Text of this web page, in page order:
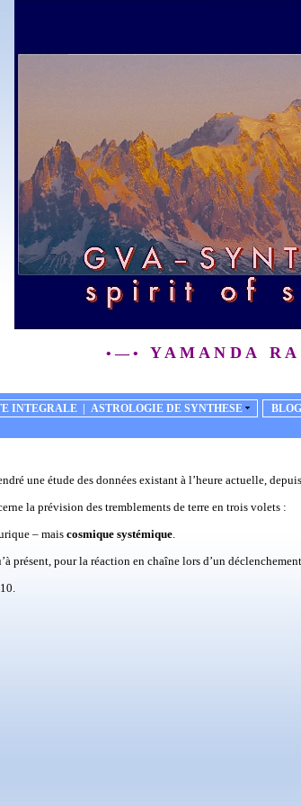
• — • Y A M A N D A R A
INTEGRALE | ASTROLOGIE DE SYNTHESE
une étude des données existant à l’heure actuelle,
la prévision des tremblements de terre en trois volets :
– mais cosmique systémique.
présent, pour la réaction en chaîne lors d’un